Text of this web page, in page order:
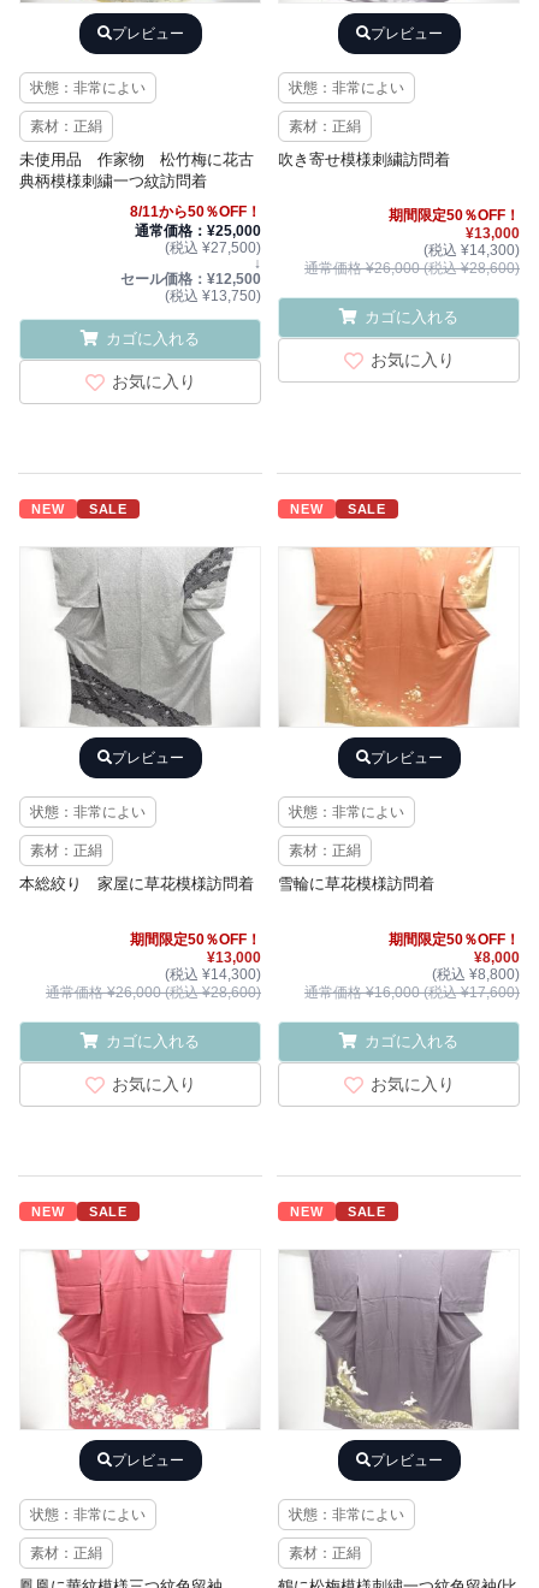
プレビュー
状態：非常によい
素材：正絹
未使用品 作家物 松竹梅に花古
典柄模様刺繍一つ紋訪問着
8/11から50％OFF！
通常価格：¥25,000
(税込 ¥27,500)
↓
セール価格：¥12,500
(税込 ¥13,750)
カゴに入れる
お気に入り
プレビュー
状態：非常によい
素材：正絹
吹き寄せ模様刺繍訪問着
期間限定50％OFF！
¥13,000
(税込 ¥14,300)
通常価格 ¥26,000 (税込 ¥28,600)
カゴに入れる
お気に入り
NEW SALE
プレビュー
状態：非常によい
素材：正絹
本総絞り 家屋に草花模様訪問着
期間限定50％OFF！
¥13,000
(税込 ¥14,300)
通常価格 ¥26,000 (税込 ¥28,600)
カゴに入れる
お気に入り
NEW SALE
プレビュー
状態：非常によい
素材：正絹
雪輪に草花模様訪問着
期間限定50％OFF！
¥8,000
(税込 ¥8,800)
通常価格 ¥16,000 (税込 ¥17,600)
カゴに入れる
お気に入り
NEW SALE
プレビュー
状態：非常によい
素材：正絹
NEW SALE
プレビュー
状態：非常によい
素材：正絹